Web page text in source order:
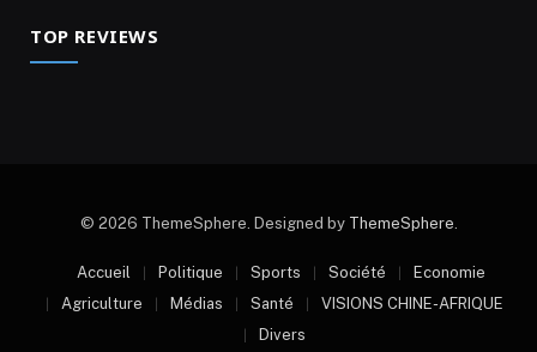
TOP REVIEWS
© 2026 ThemeSphere. Designed by ThemeSphere.
Accueil Politique Sports Société
Economie
Agriculture
Médias Santé
VISIONS CHINE-AFRIQUE
Divers